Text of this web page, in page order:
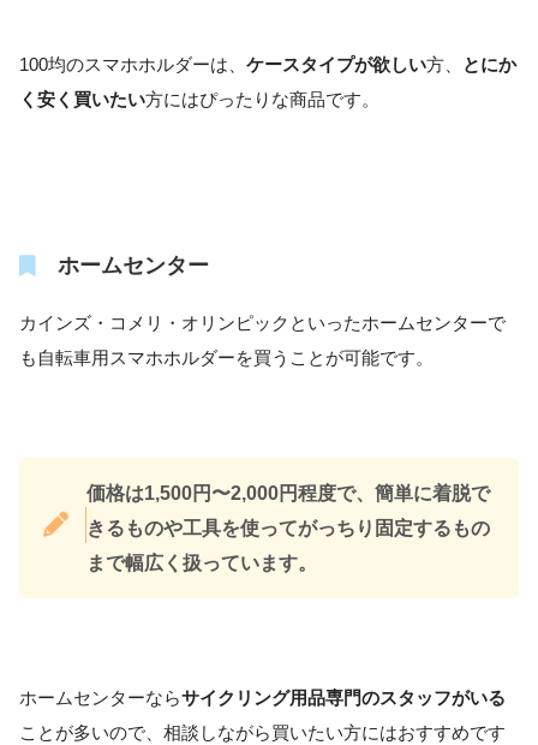
100均のスマホホルダーは、 ケースタイプが欲しい方、
とにか
く安く買いたい方にはぴったりな商品です。
ホームセンター
カインズ・コメリ・オリンピックといったホームセンターで
も自転車用スマホホルダーを買うことが可能です。
価格は1,500円〜2,000円程度で、簡単に着脱で
きるものや工具を使ってがっちり固定するもの
まで幅広く扱っています。
ホームセンターならサイクリング用品専門のスタッフがいる
ことが多いので、相談しながら買いたい方にはおすすめです